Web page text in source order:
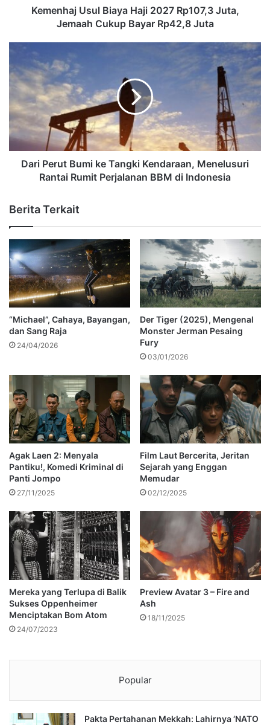
Kemenhaj Usul Biaya Haji 2027 Rp107,3 Juta,
Jemaah Cukup Bayar Rp42,8 Juta
Dari Perut Bumi ke Tangki Kendaraan, Menelusuri
Rantai Rumit Perjalanan BBM di Indonesia
Berita Terkait
“Michael”, Cahaya, Bayangan,
dan Sang Raja
24/04/2026
Der Tiger (2025), Mengenal
Monster Jerman Pesaing
Fury
03/01/2026
Agak Laen 2: Menyala
Pantiku!, Komedi Kriminal di
Panti Jompo
27/11/2025
Film Laut Bercerita, Jeritan
Sejarah yang Enggan
Memudar
02/12/2025
Mereka yang Terlupa di Balik
Sukses Oppenheimer
Menciptakan Bom Atom
24/07/2023
Preview Avatar 3 – Fire and
Ash
18/11/2025
Popular
Pakta Pertahanan Mekkah: Lahirnya ‘NATO